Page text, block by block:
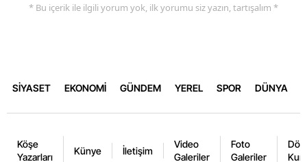
* Bu içerik ile ilgili yorum yok, ilk yorumu siz yazın, tartışalım *
SİYASET EKONOMİ GÜNDEM YEREL SPOR DÜNYA
Köşe
Yazarları
Künye İletişim
Video
Galeriler
Foto
Galeriler